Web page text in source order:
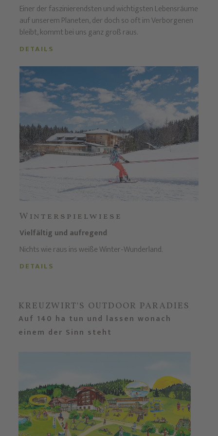
Einer der faszinierendsten und wichtigsten Lebensräume
auf unserem Planeten, der doch so oft im Verborgenen
bleibt, kommt bei uns ganz groß raus.
DETAILS
Winterspielwiese
Vielfältig und aufregend
Nichts wie raus ins weiße Winter-Wunderland.
DETAILS
KREUZWIRT'S OUTDOOR PARADIES
Auf 140 ha tun und lassen wonach
einem der Sinn steht